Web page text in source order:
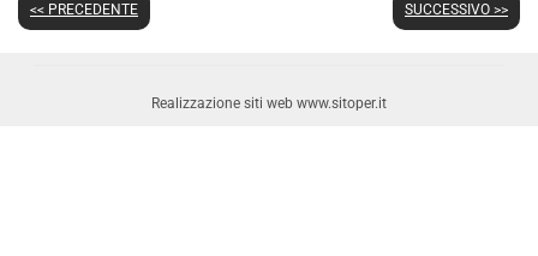
<< PRECEDENTE SUCCESSIVO >>
Realizzazione siti web www.sitoper.it